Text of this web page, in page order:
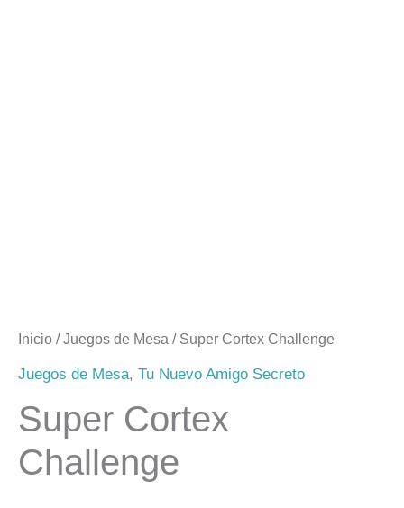
Inicio /Juegos de Mesa / Super Cortex Challenge
Juegos de Mesa, Tu Nuevo Amigo Secreto
Super Cortex
Challenge